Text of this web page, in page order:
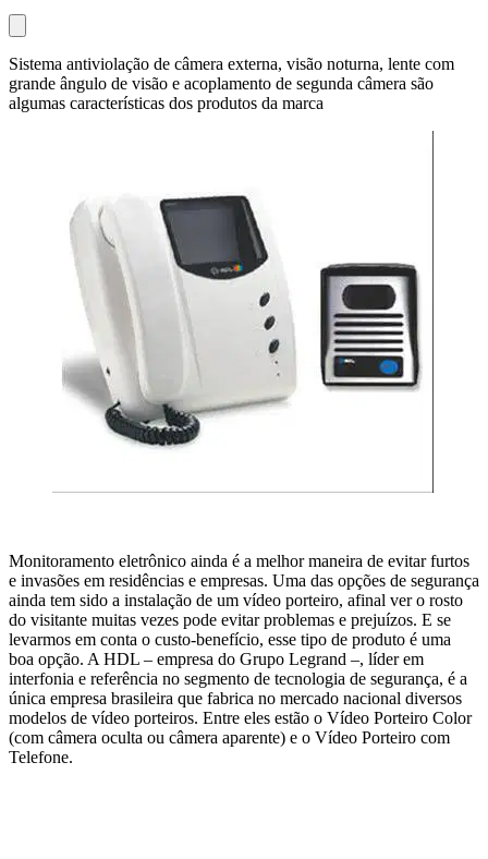
Sistema antiviolação de câmera externa, visão noturna, lente com
grande ângulo de visão e acoplamento de segunda câmera são
algumas características dos produtos da marca
Monitoramento eletrônico ainda é a melhor maneira de evitar furtos
e invasões em residências e empresas. Uma das opções de segurança
ainda tem sido a instalação de um vídeo porteiro, afinal ver o rosto
do visitante muitas vezes pode evitar problemas e prejuízos. E se
levarmos em conta o custo-benefício, esse tipo de produto é uma
boa opção. A HDL – empresa do Grupo Legrand –, líder em
interfonia e referência no segmento de tecnologia de segurança, é a
única empresa brasileira que fabrica no mercado nacional diversos
modelos de vídeo porteiros. Entre eles estão o Vídeo Porteiro Color
(com câmera oculta ou câmera aparente) e o Vídeo Porteiro com
Telefone.